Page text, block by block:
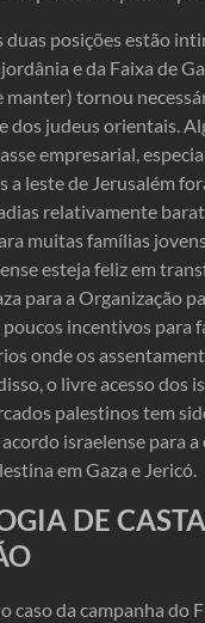
duas posições estão
e da Faixa de
tornou
dos judeus orientais.
empresarial,
a leste de Jerusalém
relativamente
muitas famílias
esteja feliz em
para a Organização
incentivos para
onde os
o livre acesso dos
palestinos tem
israelense para a
em Gaza e Jericó.
DE
caso da campanha do